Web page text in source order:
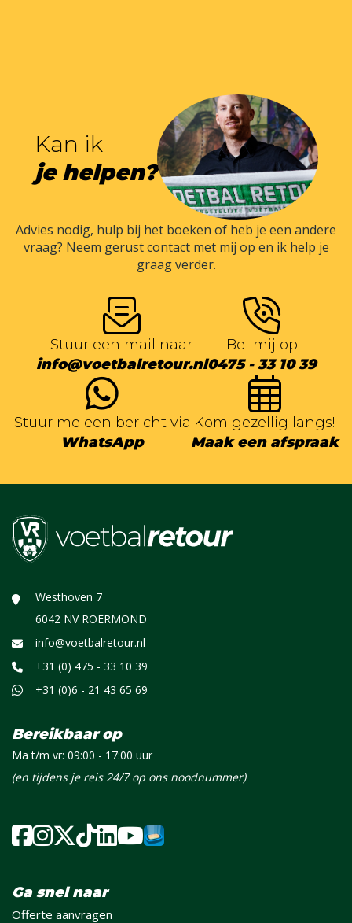
Kan ik
je helpen?
Advies nodig, hulp bij het boeken of heb je een andere
vraag? Neem gerust contact met mij op en ik help je
graag verder.
Stuur een mail naar
info@voetbalretour.nl
Bel mij op
0475 - 33 10 39
Stuur me een bericht via
WhatsApp
Kom gezellig langs!
Maak een afspraak
Westhoven 7
6042 NV ROERMOND
info@voetbalretour.nl
+31 (0) 475 - 33 10 39
+31 (0)6 - 21 43 65 69
Bereikbaar op
Ma t/m vr: 09:00 - 17:00 uur
(en tijdens je reis 24/7 op ons noodnummer)
Ga snel naar
Offerte aanvragen